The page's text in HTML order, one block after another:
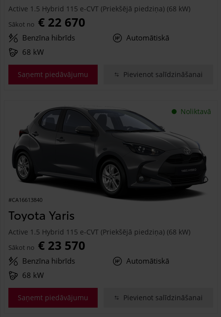
Active 1.5 Hybrid 115 e-CVT (Priekšējā piedziņa) (68 kW)
Sākot no € 22 670
Benzīna hibrīds
Automātiskā
68 kW
Saņemt piedāvājumu Pievienot salīdzināšanai
Noliktavā
#CA16613840
Toyota Yaris
Active 1.5 Hybrid 115 e-CVT (Priekšējā piedziņa) (68 kW)
Sākot no € 23 570
Benzīna hibrīds
Automātiskā
68 kW
Saņemt piedāvājumu Pievienot salīdzināšanai